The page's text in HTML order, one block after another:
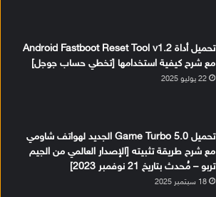
تحميل أداة Android Fastboot Reset Tool v1.2
مع شرح كيفية استخدامها [تخطي حساب جوجل]
22 يوليو 2025
تحميل Game Turbo 5.0 الجديد لهواتف شاومي
مع شرح طريقة تثبيته [الإصدار العالمي من الجيم
تربو – مُحدث بتاريخ 21 نوفمبر 2023]
18 سبتمبر 2025